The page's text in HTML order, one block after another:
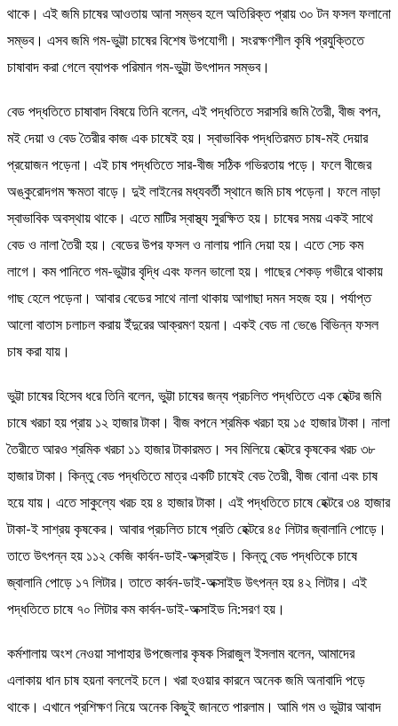
থাকে। এই জমি চাষের আওতায় আনা সম্ভব হলে অতিরিক্ত প্রায় ৩০ টন ফসল ফলানো
সম্ভব। এসব জমি গম-ভুট্টা চাষের বিশেষ উপযোগী। সংরক্ষণশীল কৃষি প্রযুক্তিতে
চাষাবাদ করা গেলে ব্যাপক পরিমান গম-ভুট্টা উৎপাদন সম্ভব।
বেড পদ্ধতিতে চাষাবাদ বিষয়ে তিনি বলেন, এই পদ্ধতিতে সরাসরি জমি তৈরী, বীজ বপন,
মই দেয়া ও বেড তৈরীর কাজ এক চাষেই হয়। স্বাভাবিক পদ্ধতিরমত চাষ-মই দেয়ার
প্রয়োজন পড়েনা। এই চাষ পদ্ধতিতে সার-বীজ সঠিক গভিরতায় পড়ে। ফলে বীজের
অঙ্কুরোদগম ক্ষমতা বাড়ে। দুই লাইনের মধ্যবর্তী স্থানে জমি চাষ পড়েনা। ফলে নাড়া
স্বাভাবিক অবস্থায় থাকে। এতে মাটির স্বাস্থ্য সুরক্ষিত হয়। চাষের সময় একই সাথে
বেড ও নালা তৈরী হয়। বেডের উপর ফসল ও নালায় পানি দেয়া হয়। এতে সেচ কম
লাগে। কম পানিতে গম-ভুট্টার বৃদ্ধি এবং ফলন ভালো হয়। গাছের শেকড় গভীরে থাকায়
গাছ হেলে পড়েনা। আবার বেডের সাথে নালা থাকায় আগাছা দমন সহজ হয়। পর্যাপ্ত
আলো বাতাস চলাচল করায় ইঁদুরের আক্রমণ হয়না। একই বেড না ভেঙে বিভিন্ন ফসল
চাষ করা যায়।
ভুট্টা চাষের হিসেব ধরে তিনি বলেন, ভুট্টা চাষের জন্য প্রচলিত পদ্ধতিতে এক হেক্টর জমি
চাষে খরচা হয় প্রায় ১২ হাজার টাকা। বীজ বপনে শ্রমিক খরচা হয় ১৫ হাজার টাকা। নালা
তৈরীতে আরও শ্রমিক খরচা ১১ হাজার টাকারমত। সব মিলিয়ে হেক্টরে কৃষকের খরচ ৩৮
হাজার টাকা। কিন্তু বেড পদ্ধতিতে মাত্র একটি চাষেই বেড তৈরী, বীজ বোনা এবং চাষ
হয়ে যায়। এতে সাকুল্যে খরচ হয় ৪ হাজার টাকা। এই পদ্ধতিতে চাষে হেক্টরে ৩৪ হাজার
টাকা-ই সাশ্রয় কৃষকের। আবার প্রচলিত চাষে প্রতি হেক্টরে ৪৫ লিটার জ্বালানি পোড়ে।
তাতে উৎপন্ন হয় ১১২ কেজি কার্বন-ডাই-অক্স্রাইড। কিন্তু বেড পদ্ধতিকে চাষে
জ্বালানি পোড়ে ১৭ লিটার। তাতে কার্বন-ডাই-অক্সাইড উৎপন্ন হয় ৪২ লিটার। এই
পদ্ধতিতে চাষে ৭০ লিটার কম কার্বন-ডাই-অক্সাইড নি:সরণ হয়।
কর্মশালায় অংশ নেওয়া সাপাহার উপজেলার কৃষক সিরাজুল ইসলাম বলেন, আমাদের
এলাকায় ধান চাষ হয়না বললেই চলে। খরা হওয়ার কারনে অনেক জমি অনাবাদি পড়ে
থাকে। এখানে প্রশিক্ষণ নিয়ে অনেক কিছুই জানতে পারলাম। আমি গম ও ভুট্টার আবাদ